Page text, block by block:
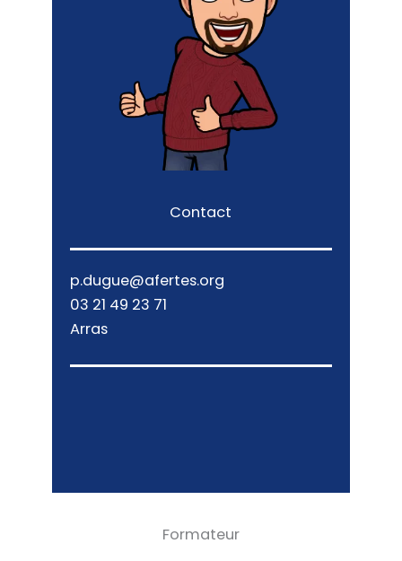
Contact
p.dugue@afertes.org
03 21 49 23 71
Arras
Formateur